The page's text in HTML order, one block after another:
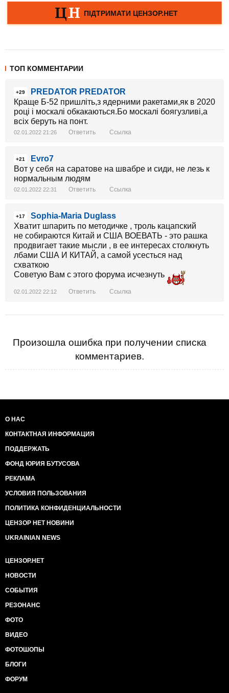
ТОП КОММЕНТАРИИ
+29
PREDATOR PREDATOR
Краще Б-52 пришліть,з ядерними ракетами,як в 2020
році і москалі обкакаються.Бо москалі боягузливі,а
всіх беруть на понт.
02.01.2022 21:26 Ответить Ссылка
+21
Evro7
Вот у себя на саратове на швабре и сиди, не лезь к
нормальным людям
02.01.2022 22:31 Ответить Ссылка
+17
Sophia-Maria Duglass
Хватит шпарить по методичке , троль кацапский
не собираются Китай и США ВОЕВАТЬ - это рашка
продвигает такие мысли , в ее интересах столкнуть
лбами США И КИТАЙ, а самой усесться над
схваткою
Советую Вам с этого форума исчезнуть
02.01.2022 22:12 Ответить Ссылка
Произошла ошибка при получении списка
комментариев.
О НАС
КОНТАКТНАЯ ИНФОРМАЦИЯ
ПОДДЕРЖАТЬ
ФОНД ЮРИЯ БУТУСОВА
РЕКЛАМА
УСЛОВИЯ ПОЛЬЗОВАНИЯ
ПОЛИТИКА КОНФИДЕНЦИАЛЬНОСТИ
ЦЕНЗОР НЕТ НОВИНИ
UKRAINIAN NEWS
ЦЕНЗОР.НЕТ
НОВОСТИ
СОБЫТИЯ
РЕЗОНАНС
ФОТО
ВИДЕО
ФОТОШОПЫ
БЛОГИ
ФОРУМ